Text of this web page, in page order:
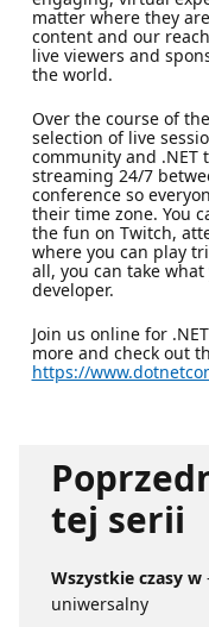
matter where they
content and our
live viewers and
the world.
Over the course of
selection of live
community and .NET
streaming 24/7
conference so
their time zone. You
the fun on Twitch,
where you can play
all, you can take
developer.
Join us online for
more and check out
https://
tej serii
Wszystkie czasy w
uniwersalny